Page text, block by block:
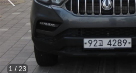
1 / 23